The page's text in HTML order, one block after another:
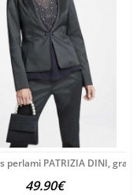
perlami PATRIZIA DINI,
49.90€